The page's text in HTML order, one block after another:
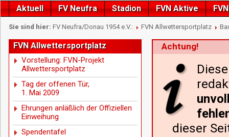
Aktuell FV Neufra Stadion FVN Aktive
Sie sind hier: FV Neufra/Donau 1954 e.V.: FVN Allwettersportplatz
FVN Allwettersportplatz
Vorstellung: FVN-Projekt
Allwettersportplatz
Tag der offenen Tür,
1. Mai 2009
Ehrungen anläßlich der Offiziellen
Einweihung
Spendentafel
Achtung!
dieser